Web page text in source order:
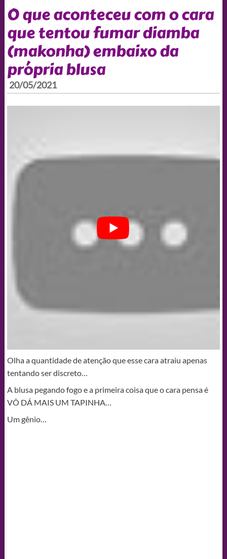
O que aconteceu com o cara
que tentou fumar diamba
(makonha) embaixo da
própria blusa
20/05/2021
Olha a quantidade de atenção que esse cara atraiu apenas
tentando ser discreto…
A blusa pegando fogo e a primeira coisa que o cara pensa é
VÔ DÁ MAIS UM TAPINHA…
Um gênio…